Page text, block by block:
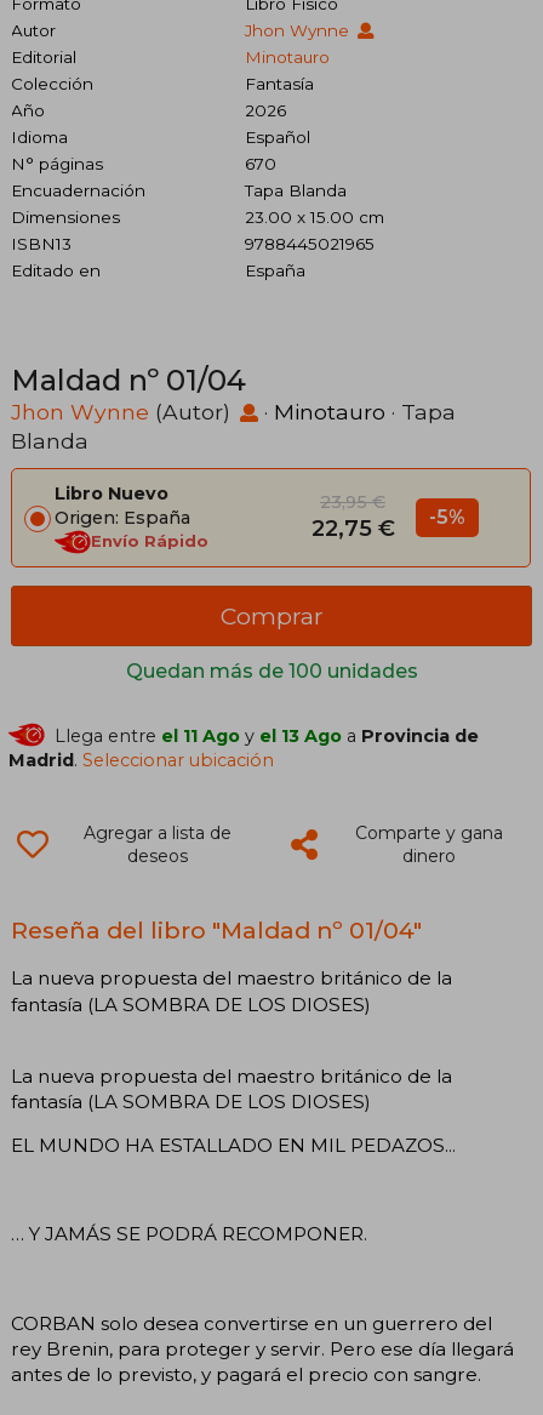
Autor
Jhon Wynne
Editorial
Minotauro
Colección
Fantasía
Año
2026
Idioma
Español
N° páginas
670
Encuadernación
Tapa Blanda
Dimensiones
23.00 x 15.00 cm
ISBN13
9788445021965
Editado en
España
Maldad nº 01/04
Jhon Wynne (Autor) · Minotauro · Tapa
Blanda
Libro Nuevo
Origen: España
Envío Rápido
23,95 €
22,75 € -5%
Quedan más de 100 unidades
Comprar
Llega entre el 11 Ago y el 13 Ago a Provincia de
Madrid .Seleccionar ubicación
Agregar a lista de
deseos
Comparte y gana
dinero
Reseña del libro "Maldad nº 01/04"
La nueva propuesta del maestro británico de la
fantasía (LA SOMBRA DE LOS DIOSES)
La nueva propuesta del maestro británico de la
fantasía (LA SOMBRA DE LOS DIOSES)
EL MUNDO HA ESTALLADO EN MIL PEDAZOS...
… Y JAMÁS SE PODRÁ RECOMPONER.
CORBAN solo desea convertirse en un guerrero del
rey Brenin, para proteger y servir. Pero ese día llegará
antes de lo previsto, y pagará el precio con sangre.